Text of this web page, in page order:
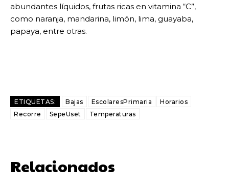
abundantes líquidos, frutas ricas en vitamina “C”,
como naranja, mandarina, limón, lima, guayaba,
papaya, entre otras.
ETIQUETAS: Bajas EscolaresPrimaria
Horarios
Recorre
SepeUset Temperaturas
Relacionados